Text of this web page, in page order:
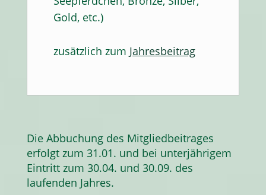
Gold, etc.)
zusätzlich zum Jahresbeitrag
Die Abbuchung des Mitgliedbeitrages
erfolgt zum 31.01. und bei unterjährigem
Eintritt zum 30.04. und 30.09. des
laufenden Jahres.